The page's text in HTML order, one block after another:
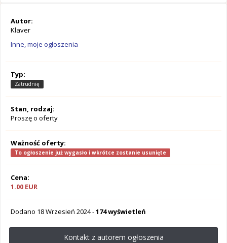
Autor:
Klaver
Inne, moje ogłoszenia
Typ:
Zatrudnię
Stan, rodzaj:
Proszę o oferty
Ważność oferty:
To ogłoszenie już wygasło i wkrótce zostanie usunięte
Cena:
1.00 EUR
Dodano 18 Wrzesień 2024-174 wyświetleń
Kontakt z autorem ogłoszenia